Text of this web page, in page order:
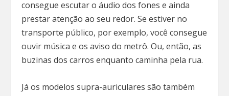
consegue escutar o áudio dos fones e ainda
prestar atenção ao seu redor. Se estiver no
transporte público, por exemplo, você consegue
ouvir música e os aviso do metrô. Ou, então, as
buzinas dos carros enquanto caminha pela rua.
Já os modelos supra-auriculares são também